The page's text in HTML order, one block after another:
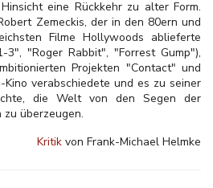
eine Rückkehr zu alter Form.
Zemeckis, der in den 80ern und
Filme Hollywoods ablieferte
"Roger Rabbit", "Forrest Gump"),
Projekten "Contact" und
Kino verabschiedete und es zu seiner
die Welt von den Segen der
überzeugen.
Kritik von Frank-Michael Helmke